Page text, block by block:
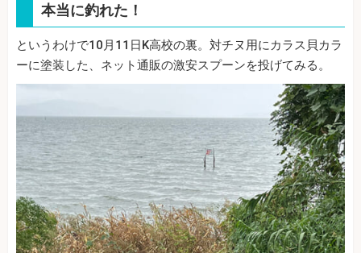
本当に釣れた！
というわけで10月11日K高校の裏。対チヌ用にカラス貝カラ
ーに塗装した、ネット通販の激安スプーンを投げてみる。